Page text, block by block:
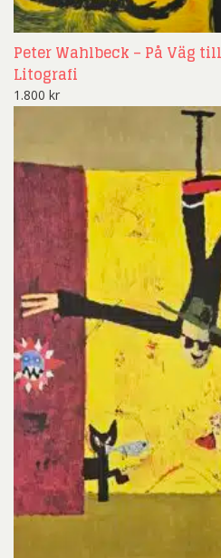
Peter Wahlbeck – På Väg
Litografi
1.800 kr